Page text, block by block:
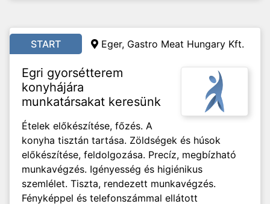
START Eger, Gastro Meat Hungary Kft.
Egri gyorsétterem
konyhájára
munkatársakat keresünk
Ételek előkészítése, főzés. A
konyha tisztán tartása. Zöldségek és húsok
előkészítése, feldolgozása. Precíz, megbízható
munkavégzés. Igényesség és higiénikus
szemlélet. Tiszta, rendezett munkavégzés.
Fényképpel és telefonszámmal ellátott